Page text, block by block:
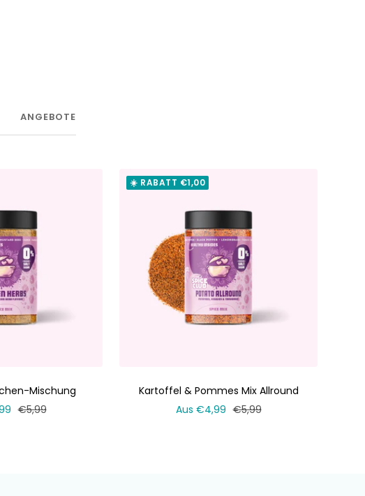
ANGEBOTE
Mischung
Normaler
€5,99
☀️ RABATT €1,00
Kartoffel & Pommes Mix Allround
Verkaufspreis
Aus €4,99 Normaler
€5,99